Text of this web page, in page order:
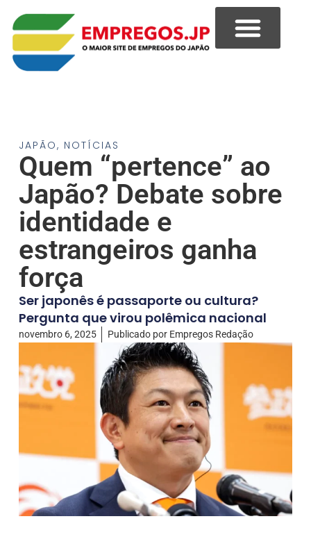
JAPÃO, NOTÍCIAS
Quem “pertence” ao
Japão? Debate sobre
identidade e
estrangeiros ganha
força
Ser japonês é passaporte ou cultura?
Pergunta que virou polêmica nacional
novembro 6, 2025 Publicado porEmpregos Redação